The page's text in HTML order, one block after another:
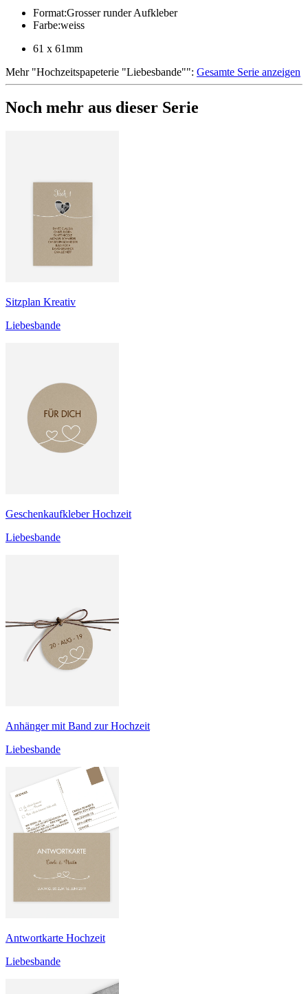
Format:Grosser runder Aufkleber
Farbe:weiss
61 x 61mm
Mehr"Hochzeitspapeterie "Liebesbande"": Gesamte Serie anzeigen
Noch mehr aus dieser Serie
Sitzplan Kreativ
Liebesbande
Geschenkaufkleber Hochzeit
Liebesbande
Anhänger mit Band zur Hochzeit
Liebesbande
Antwortkarte Hochzeit
Liebesbande